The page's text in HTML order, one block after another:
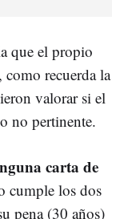
que el propio
recuerda la
valorar si el
no pertinente.
carta de
cumple los dos
pena (30 años)